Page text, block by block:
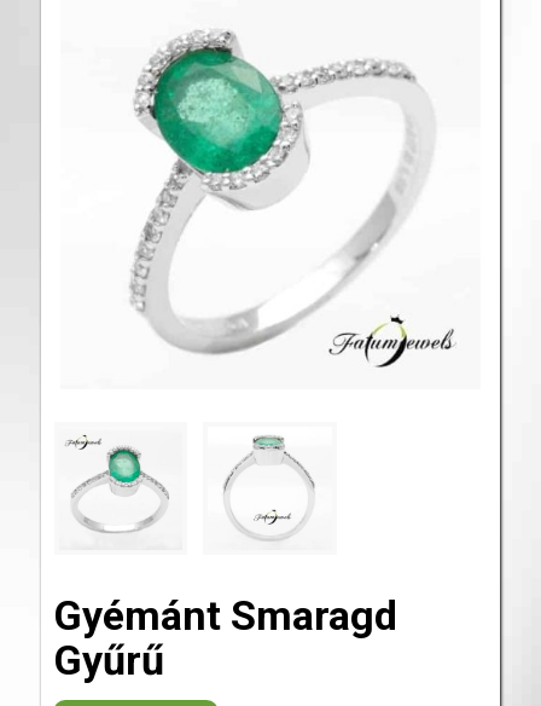
Gyémánt Smaragd
Gyűrű